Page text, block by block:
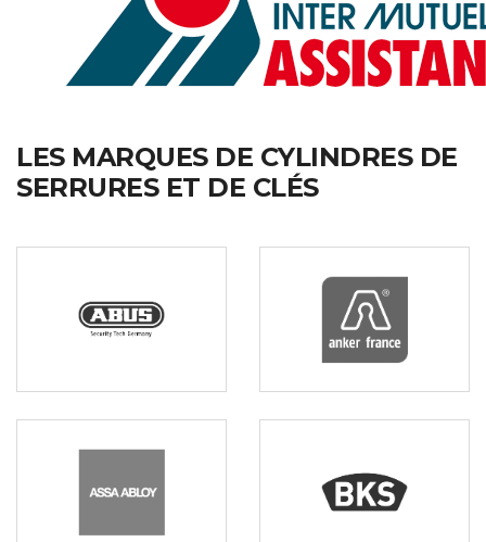
LES MARQUES DE CYLINDRES DE
SERRURES ET DE CLÉS